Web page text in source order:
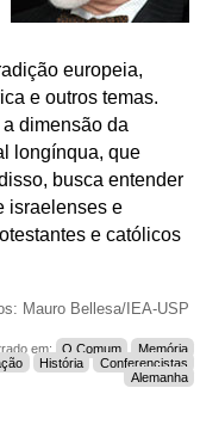
europeia,
e outros temas.
dimensão da
longínqua, que
busca entender
israelenses e
e católicos
Mauro Bellesa/IEA-USP
em: O Comum
Memória
História
Conferencistas
Alemanha